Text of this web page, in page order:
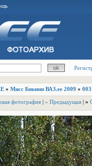
» Мисс Бикини ВАЗ.ее 2009 »
фотография | « Предыдущая | »